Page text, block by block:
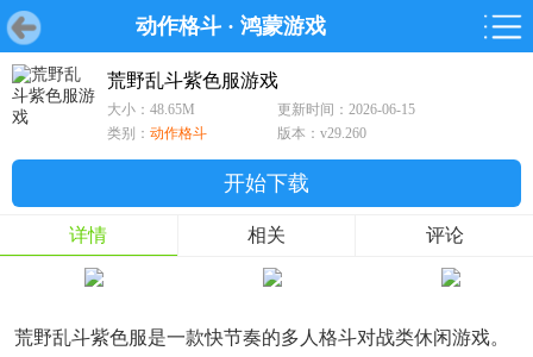
动作格斗 · 鸿蒙游戏
首页 游戏 软件
首页 游戏 软件 鸿蒙
游戏
鸿蒙
软件
专题
荒野乱斗紫色服游戏
大小：48.65M
更新时间：2026-06-15
类别： 动作格斗 版本：v29.260
开始下载
详情 相关 评论
荒野乱斗紫色服是一款快节奏的多人格斗对战类休闲游戏。